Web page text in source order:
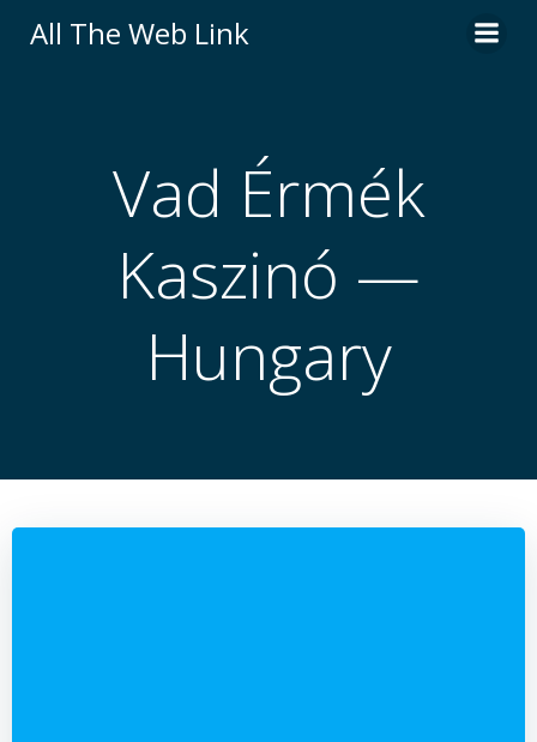
All The Web Link
Vad Érmék
Kaszinó —
Hungary